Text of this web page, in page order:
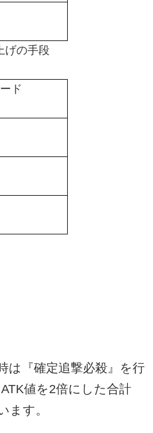
げの手段
ド
は『確定追撃必殺』を行
ATK値を2倍にした合計
ます。